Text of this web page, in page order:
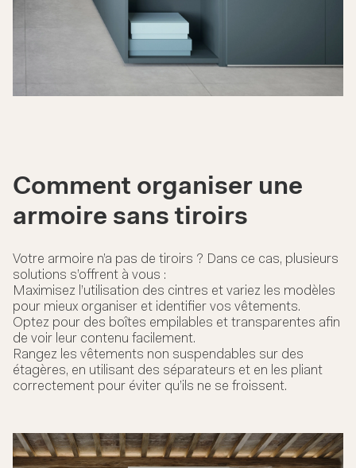
Comment organiser une
armoire sans tiroirs
Votre armoire n’a pas de tiroirs ? Dans ce cas, plusieurs
solutions s’offrent à vous :
Maximisez l’utilisation des cintres et variez les modèles
pour mieux organiser et identifier vos vêtements.
Optez pour des boîtes empilables et transparentes afin
de voir leur contenu facilement.
Rangez les vêtements non suspendables sur des
étagères, en utilisant des séparateurs et en les pliant
correctement pour éviter qu’ils ne se froissent.